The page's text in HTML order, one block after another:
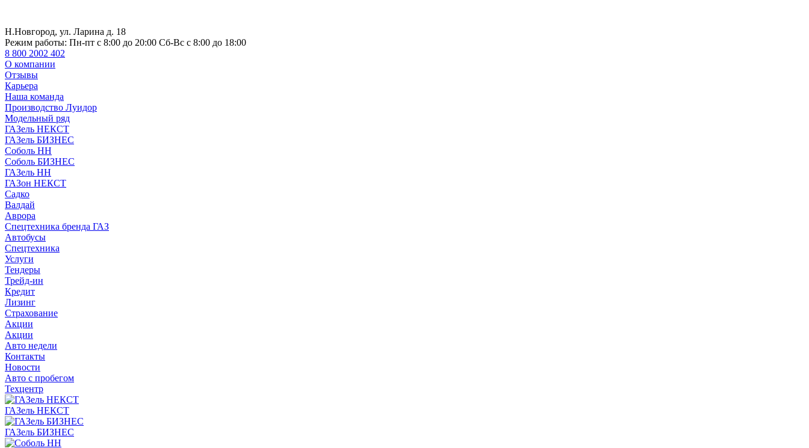
Н.Новгород, ул. Ларина д. 18
Режим работы: Пн-пт с 8:00 до 20:00 Сб-Вс с 8:00 до 18:00
8 800 2002 402
О компании
Отзывы
Карьера
Наша команда
Производство Луидор
Модельный ряд
ГАЗель НЕКСТ
ГАЗель БИЗНЕС
Соболь НН
Соболь БИЗНЕС
ГАЗель НН
ГАЗон НЕКСТ
Садко
Валдай
Аврора
Спецтехника бренда ГАЗ
Автобусы
Спецтехника
Услуги
Тендеры
Трейд-ин
Кредит
Лизинг
Страхование
Акции
Акции
Авто недели
Контакты
Новости
Авто с пробегом
Техцентр
ГАЗель НЕКСТ
ГАЗель БИЗНЕС